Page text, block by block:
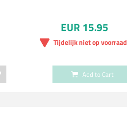
EUR 15.95
Tijdelijk niet op voorraad
Add to Cart